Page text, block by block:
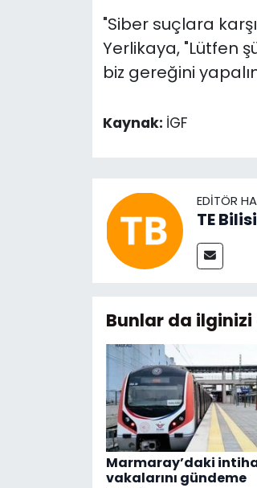
"Siber suçlara
Yerlikaya, "Lütfen
biz gereğini
Kaynak: İGF
EDITÖR
TE
Bunlar da
Marmaray’daki
vakalarını gündeme